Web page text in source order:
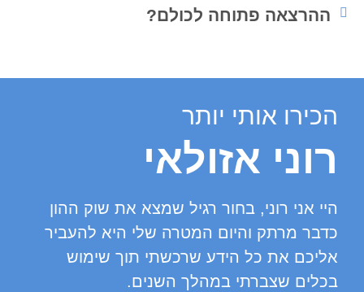
ההרצאה פתוחה לכולם?
הכירו אותי יותר
רוני אזולאי
היי אני רוני, בחור רגיל שמצא את שוק ההון
כדבר מרתק והיום המטרה שלי היא להעביר
אליכם את כל הידע שרכשתי תוך שימוש
בכלים שצברתי במהלך השנים.